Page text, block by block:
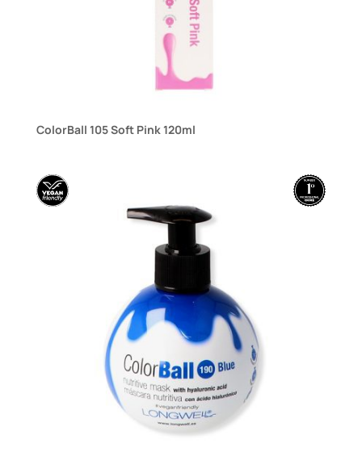
ColorBall 105 Soft Pink 120ml